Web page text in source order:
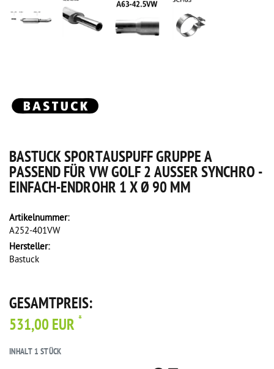
BASTUCK SPORTAUSPUFF GRUPPE A
PASSEND FÜR VW GOLF 2 AUSSER SYNCHRO - E
INFACH-ENDROHR 1 X Ø 90 MM
Artikelnummer:
A252-401VW
Hersteller:
Bastuck
GESAMTPREIS:
531,00 EUR *
INHALT 1STÜCK